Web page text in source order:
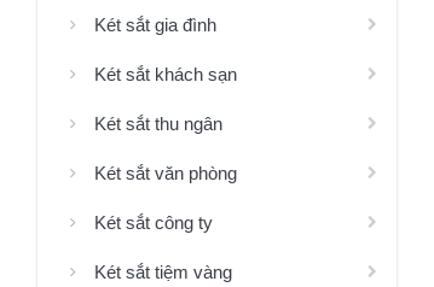
Két sắt gia đình
Két sắt khách sạn
Két sắt thu ngân
Két sắt văn phòng
Két sắt công ty
Két sắt tiệm vàng